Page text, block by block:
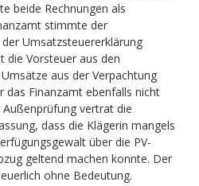
beide Rechnungen als
stimmte der
Umsatzsteuererklärung
die Vorsteuer aus den
aus der Verpachtung
das Finanzamt ebenfalls nicht
vertrat die
dass die Klägerin mangels
über die PV-
geltend machen konnte. Der
ohne Bedeutung.